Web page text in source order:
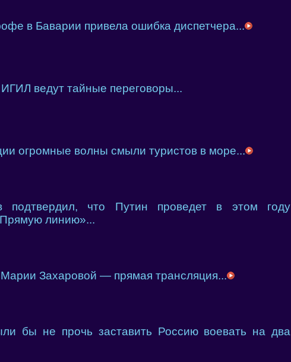
в Баварии привела ошибка диспетчера...
ведут тайные переговоры...
огромные волны смыли туристов в море...
подтвердил, что Путин проведет в этом году
линию»...
Захаровой — прямая трансляция...
бы не прочь заставить Россию воевать на два